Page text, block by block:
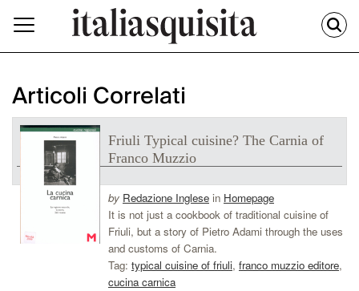
Articoli Correlati
Friuli Typical cuisine? The Carnia of
Franco Muzzio
by Redazione Inglese in Homepage
It is not just a cookbook of traditional cuisine of
Friuli, but a story of Pietro Adami through the uses
and customs of Carnia.
Tag: typical cuisine of friuli, franco muzzio editore,
cucina carnica